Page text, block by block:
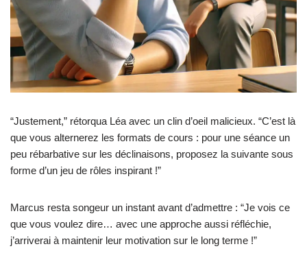
“Justement,” rétorqua Léa avec un clin d’oeil malicieux. “C’est là
que vous alternerez les formats de cours : pour une séance un
peu rébarbative sur les déclinaisons, proposez la suivante sous
forme d’un jeu de rôles inspirant !”
Marcus resta songeur un instant avant d’admettre : “Je vois ce
que vous voulez dire… avec une approche aussi réfléchie,
j’arriverai à maintenir leur motivation sur le long terme !”